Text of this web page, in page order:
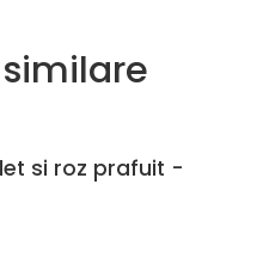
si roz prafuit -